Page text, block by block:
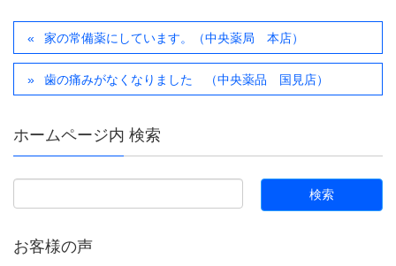
家の常備薬にしています。（中央薬局 本店）
歯の痛みがなくなりました （中央薬品 国見店）
ホームページ内 検索
お客様の声